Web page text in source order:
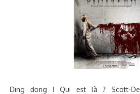
Ding dong ! Qui est là ? Scott-